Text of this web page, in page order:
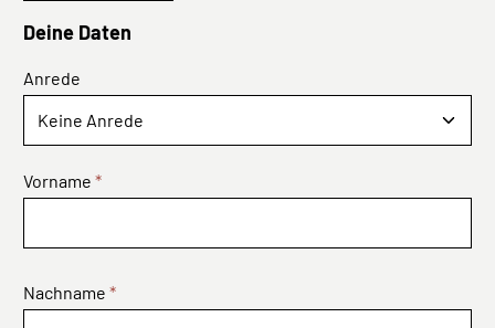
Deine Daten
Persönliche Informationen
Anrede
Vorname *
Nachname *